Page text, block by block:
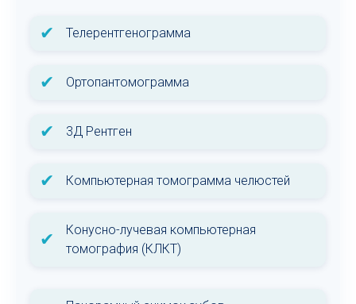
✔ Телерентгенограмма
✔ Ортопантомограмма
✔ 3Д Рентген
✔ Компьютерная томограмма челюстей
✔
Конусно-лучевая компьютерная
томография (КЛКТ)